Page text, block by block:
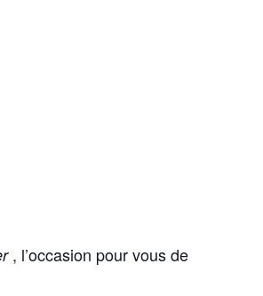
, l’occasion pour vous de